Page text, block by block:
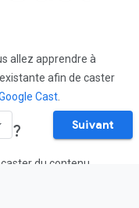
allez apprendre à
afin de caster
Cast
?
du contenu
un téléviseur, et
Suivant